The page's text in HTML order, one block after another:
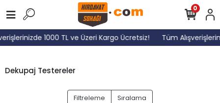
1000 TL ve Üzeri Kargo Ücretsiz! Tüm
0
Dekupaj Testereler
Filtreleme Sıralama